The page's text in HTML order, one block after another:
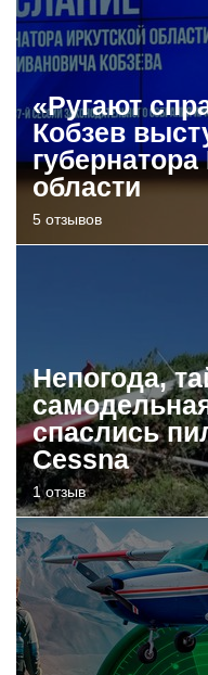
«Ругают
Кобзев
области
5 отзывов
Непогода,
спаслись
Cessna
1 отзыв